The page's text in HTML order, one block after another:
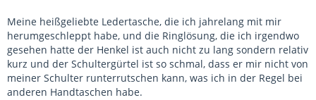
Meine heißgeliebte Ledertasche, die ich jahrelang mit mir
herumgeschleppt habe, und die Ringlösung, die ich irgendwo
gesehen hatte der Henkel ist auch nicht zu lang sondern relativ
kurz und der Schultergürtel ist so schmal, dass er mir nicht von
meiner Schulter runterrutschen kann, was ich in der Regel bei
anderen Handtaschen habe.